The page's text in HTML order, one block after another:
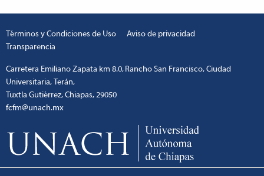
Términos y Condiciones de Uso
Aviso de privacidad
Transparencia
Carretera Emiliano Zapata km 8.0, Rancho San Francisco, Ciudad
Universitaria, Terán,
Tuxtla Gutiérrez, Chiapas, 29050
fcfm@unach.mx